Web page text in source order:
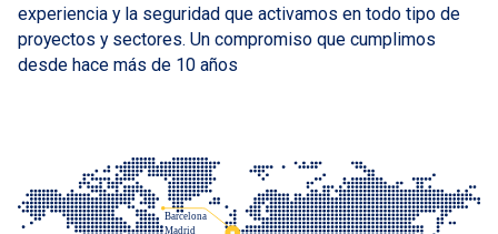
experiencia y la seguridad que activamos en todo tipo de
proyectos y sectores. Un compromiso que cumplimos
desde hace más de 10 años